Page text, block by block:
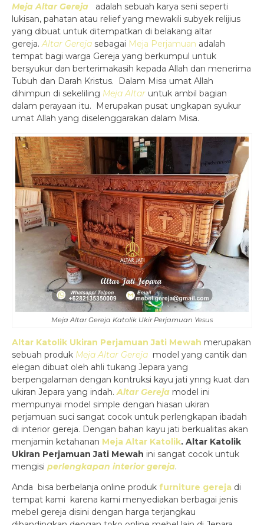
Meja Altar Gereja
adalah sebuah karya seni seperti
lukisan, pahatan atau relief yang mewakili subyek relijius
yang dibuat untuk ditempatkan di belakang altar
gereja.Altar Gereja sebagai Meja Perjamuan adalah
tempat bagi warga Gereja yang berkumpul untuk
bersyukur dan berterimakasih kepada Allah dan menerima
Tubuh dan Darah Kristus. Dalam Misa umat Allah
dihimpun di sekeliling Meja Altar untuk ambil bagian
dalam perayaan itu. Merupakan pusat ungkapan syukur
umat Allah yang diselenggarakan dalam Misa.
Meja Altar Gereja Katolik Ukir Perjamuan Yesus
Altar Katolik Ukiran Perjamuan Jati Mewah merupakan
sebuah produk Meja Altar Gereja model yang cantik dan
elegan dibuat oleh ahli tukang Jepara yang
berpengalaman dengan kontruksi kayu jati ynng kuat dan
ukiran Jepara yang indah. Altar Gereja model ini
mempunyai model simple dengan hiasan ukiran
perjamuan suci sangat cocok untuk perlengkapan ibadah
di interior gereja. Dengan bahan kayu jati berkualitas akan
menjamin ketahanan Meja Altar Katolik. Altar Katolik
Ukiran Perjamuan Jati Mewah ini sangat cocok untuk
mengisi perlengkapan interior gereja.
Anda bisa berbelanja online produk furniture gereja di
tempat kami karena kami menyediakan berbagai jenis
mebel gereja disini dengan harga terjangkau